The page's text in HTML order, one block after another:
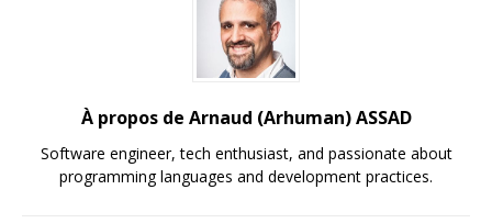
À propos de Arnaud (Arhuman) ASSAD
Software engineer, tech enthusiast, and passionate about
programming languages and development practices.